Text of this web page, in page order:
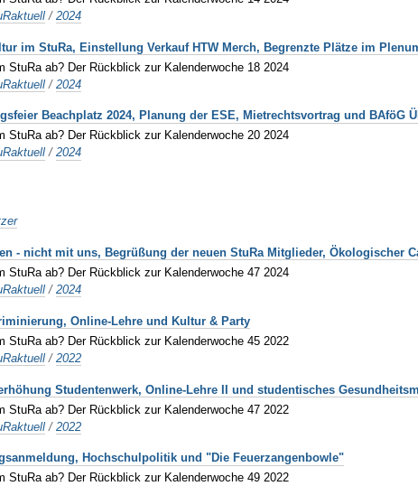
/2024
im StuRa, Einstellung Verkauf HTW Merch, Begrenzte Plätze im
StuRa ab? Der Rückblick zur Kalenderwoche 18 2024
/2024
Beachplatz 2024, Planung der ESE, Mietrechtsvortrag und BAföG
StuRa ab? Der Rückblick zur Kalenderwoche 20 2024
/2024
- nicht mit uns, Begrüßung der neuen StuRa Mitglieder, Ökologischer
StuRa ab? Der Rückblick zur Kalenderwoche 47 2024
/2024
Online-Lehre und Kultur & Party
StuRa ab? Der Rückblick zur Kalenderwoche 45 2022
/2022
Studentenwerk, Online-Lehre II und studentisches
StuRa ab? Der Rückblick zur Kalenderwoche 47 2022
/2022
Hochschulpolitik und "Die Feuerzangenbowle"
StuRa ab? Der Rückblick zur Kalenderwoche 49 2022